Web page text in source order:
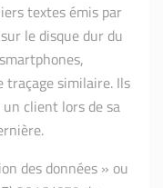
textes émis par
le disque dur du
traçage similaire. Ils
client lors de sa
des données » ou